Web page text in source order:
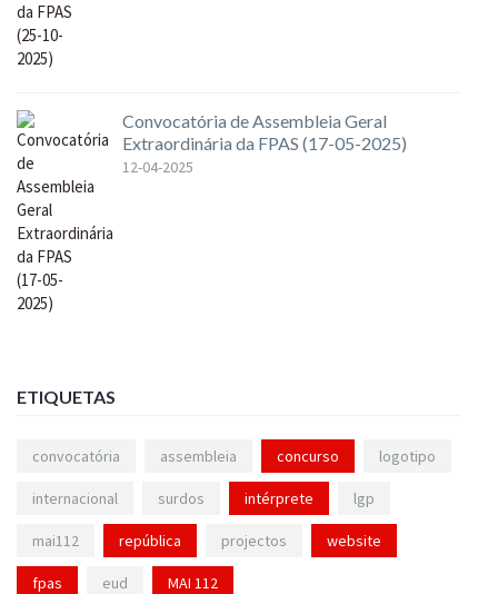
Convocatória de Assembleia Geral
Extraordinária da FPAS (17-05-2025)
12-04-2025
ETIQUETAS
convocatória assembleia concurso logotipo
internacional surdos intérprete lgp
mai112 república projectos website
fpas eud MAI 112